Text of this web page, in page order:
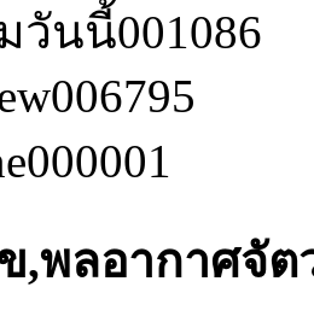
วันนี้001086
006795
000001
,พลอากาศจัต